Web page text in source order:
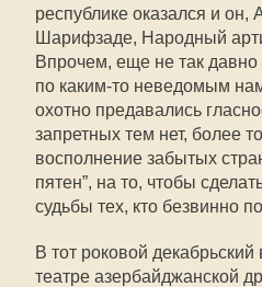
республике оказался и он,
Шарифзаде, Народный
Впрочем, еще не так
по каким-то неведомым
охотно предавались
запретных тем нет, более
восполнение забытых
пятен”, на то, чтобы
судьбы тех, кто безвинно
В тот роковой декабрьский
театре азербайджанской